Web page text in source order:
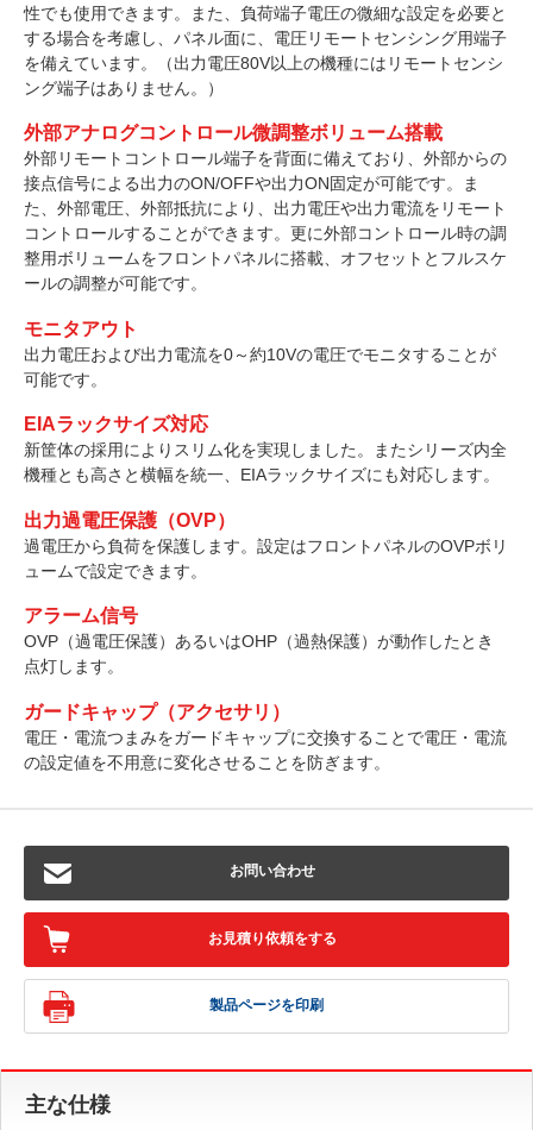
性でも使用できます。また、負荷端子電圧の微細な設定を必要と
する場合を考慮し、パネル面に、電圧リモートセンシング用端子
を備えています。（出力電圧80V以上の機種にはリモートセンシ
ング端子はありません。）
外部アナログコントロール微調整ボリューム搭載
外部リモートコントロール端子を背面に備えており、外部からの
接点信号による出力のON/OFFや出力ON固定が可能です。ま
た、外部電圧、外部抵抗により、出力電圧や出力電流をリモート
コントロールすることができます。更に外部コントロール時の調
整用ボリュームをフロントパネルに搭載、オフセットとフルスケ
ールの調整が可能です。
モニタアウト
出力電圧および出力電流を0～約10Vの電圧でモニタすることが
可能です。
EIAラックサイズ対応
新筐体の採用によりスリム化を実現しました。またシリーズ内全
機種とも高さと横幅を統一、EIAラックサイズにも対応します。
出力過電圧保護（OVP）
過電圧から負荷を保護します。設定はフロントパネルのOVPボリ
ュームで設定できます。
アラーム信号
OVP（過電圧保護）あるいはOHP（過熱保護）が動作したとき
点灯します。
ガードキャップ（アクセサリ）
電圧・電流つまみをガードキャップに交換することで電圧・電流
の設定値を不用意に変化させることを防ぎます。
お問い合わせ
お見積り依頼をする
製品ページを印刷
主な仕様